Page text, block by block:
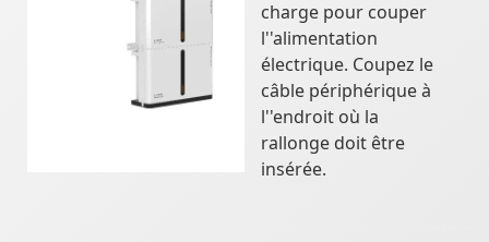
charge pour couper
l''alimentation
électrique. Coupez le
câble périphérique à
l''endroit où la
rallonge doit être
insérée.